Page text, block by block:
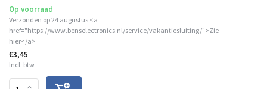
Op voorraad
Verzonden op 24 augustus <a
href="https://www.benselectronics.nl/service/vakantiesluiting/">Zie
hier</a>
€3,45
Incl. btw